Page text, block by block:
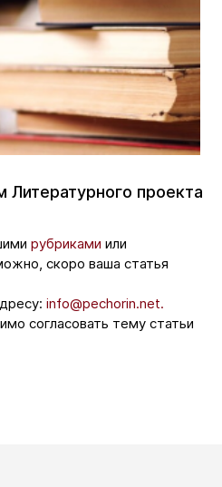
Литературного проекта
рубриками или
скоро ваша статья
info@pechorin.net.
согласовать тему статьи